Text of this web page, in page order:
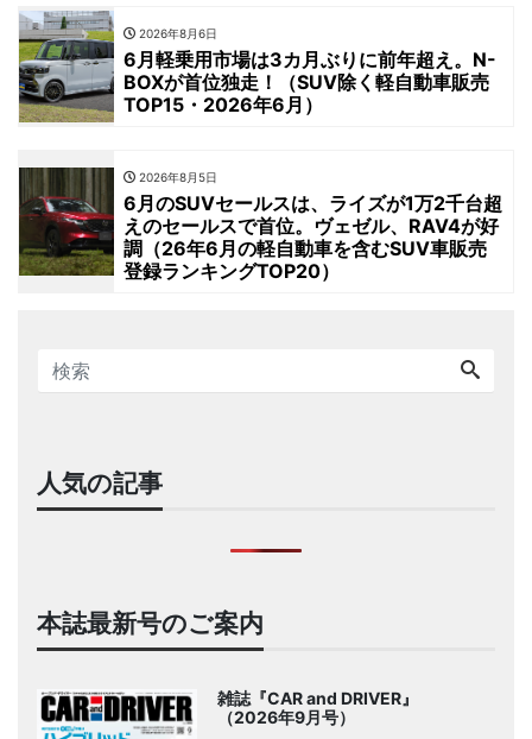
2026年8月6日
6月軽乗用市場は3カ月ぶりに前年超え。N-
BOXが首位独走！（SUV除く軽自動車販売
TOP15・2026年6月）
2026年8月5日
6月のSUVセールスは、ライズが1万2千台超
えのセールスで首位。ヴェゼル、RAV4が好
調（26年6月の軽自動車を含むSUV車販売
登録ランキングTOP20）
人気の記事
本誌最新号のご案内
雑誌『CAR and DRIVER』
（2026年9月号）